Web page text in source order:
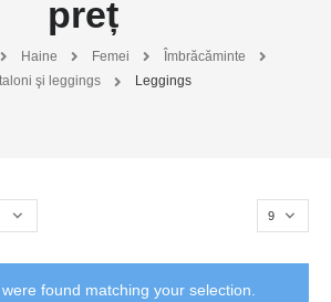
preț
Haine Femei
Îmbrăcăminte
şi leggings
Leggings
found matching your selection.